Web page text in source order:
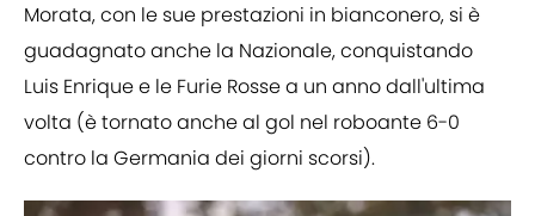
Morata, con le sue prestazioni in bianconero, si è
guadagnato anche la Nazionale, conquistando
Luis Enrique e le Furie Rosse a un anno dall'ultima
volta (è tornato anche al gol nel roboante 6-0
contro la Germania dei giorni scorsi).